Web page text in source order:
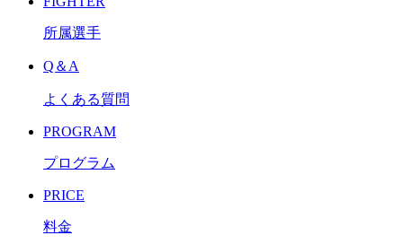
所属選手
Q＆A
よくある質問
PROGRAM
プログラム
PRICE
料金